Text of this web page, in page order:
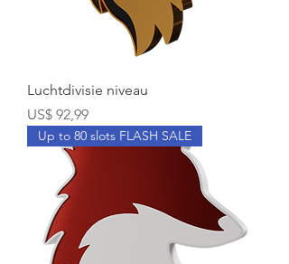
Luchtdivisie niveau
Prijs
US$ 92,99
Up to 80 slots FLASH SALE